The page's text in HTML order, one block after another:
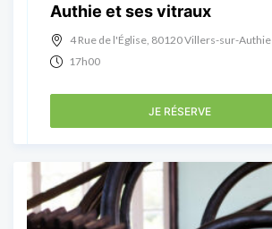
Authie et ses vitraux
4 Rue de l'Église, 80120 Villers-sur-Authie
17h00
JE RÉSERVE